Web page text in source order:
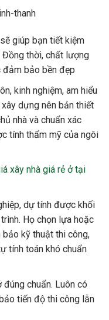
giúp bạn tiết kiệm
Đồng thời, chất lượng
bảo bền đẹp
kinh nghiệm, am hiểu
dựng nên bản thiết
nhà và chuẩn xác
tính thẩm mỹ của ngôi
xây nhà giá rẻ ở tại
dự tính được khối
Họ chọn lựa hoặc
kỹ thuật thi công,
tính toán khó chuẩn
chuẩn. Luôn có
tiến độ thi công lẫn